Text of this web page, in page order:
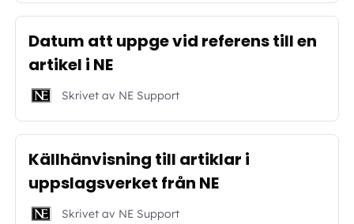
Datum att uppge vid referens till en
artikel i NE
Skrivet av NE Support
Källhänvisning till artiklar i
uppslagsverket från NE
Skrivet av NE Support